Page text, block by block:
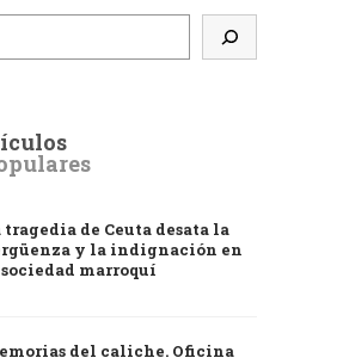
tragedia de Ceuta desata la
y la indignación en
marroquí
del caliche. Oficina